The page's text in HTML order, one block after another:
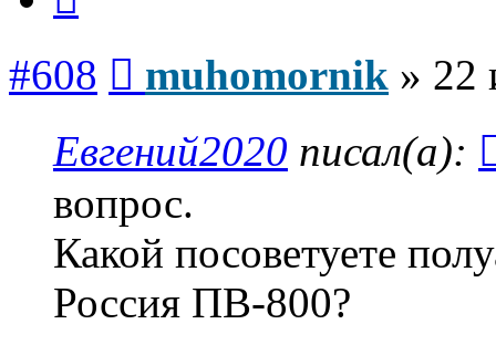
#608 muhomornik » 22
Евгений2020 писал(а):
вопрос.
Какой посоветуете
Россия ПВ-800?